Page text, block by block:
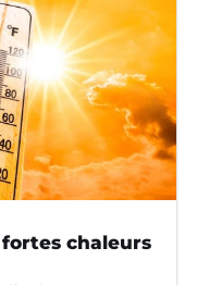
chaleurs